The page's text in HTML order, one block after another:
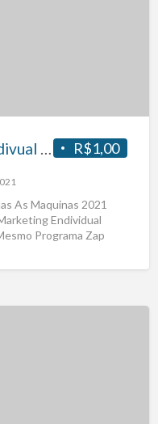
R$1,00
Software Envio Zap Envidivual Todas As Maquinas 2021
As Maquinas 2021
Endividual
Programa Zap